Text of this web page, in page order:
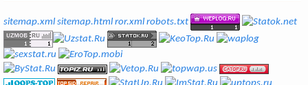
sitemap.xml sitemap.html ror.xml robots.txt